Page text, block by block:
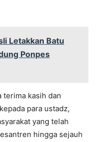
Letakkan Batu
Ponpes
terima kasih dan
para ustadz,
yang telah
hingga sejauh